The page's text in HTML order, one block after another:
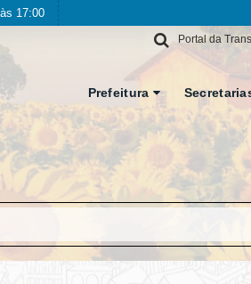
17:00
Portal da
Prefeitura